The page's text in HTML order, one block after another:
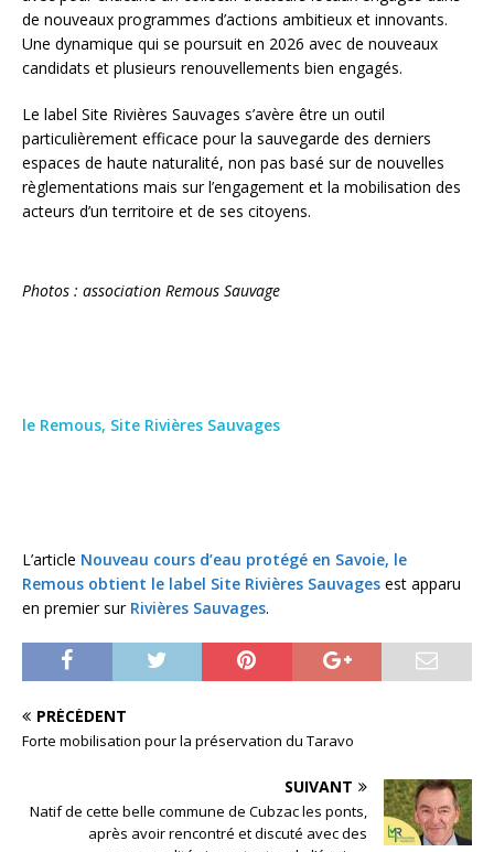
de nouveaux programmes d’actions ambitieux et innovants.
Une dynamique qui se poursuit en 2026 avec de nouveaux
candidats et plusieurs renouvellements bien engagés.
Le label Site Rivières Sauvages s’avère être un outil
particulièrement efficace pour la sauvegarde des derniers
espaces de haute naturalité, non pas basé sur de nouvelles
règlementations mais sur l’engagement et la mobilisation des
acteurs d’un territoire et de ses citoyens.
Photos : association Remous Sauvage
le Remous, Site Rivières Sauvages
L’article Nouveau cours d’eau protégé en Savoie, le
Remous obtient le label Site Rivières Sauvages est apparu
en premier sur Rivières Sauvages.
PRÉCÉDENT
Forte mobilisation pour la préservation du Taravo
SUIVANT
Natif de cette belle commune de Cubzac les ponts,
après avoir rencontré et discuté avec des